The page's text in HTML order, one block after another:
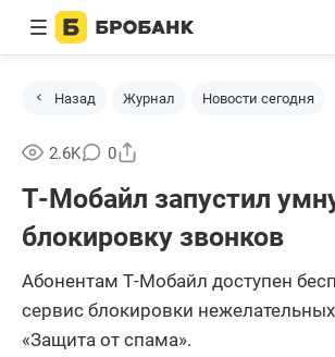
Назад Журнал Новости сегодня
2.6K 0
Т-Мобайл запустил
блокировку звонков
Абонентам Т-Мобайл доступен
сервис блокировки
«Защита от спама».